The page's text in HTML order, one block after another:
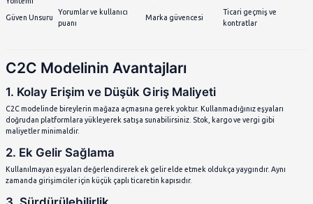
C2C İş Modelinin Özellikleri
Bireyler arasında gerçekleşir.
Ürünler genellikle ikinci eldir, ancak el yapımı veya özel
Aracı platformlar sadece kolaylaştırıcı rol oynar.
Güvenlik, yorumlar ve kullanıcı puanları önemlidir.
Genellikle düşük maliyetli ve fiyat açısından esnektir.